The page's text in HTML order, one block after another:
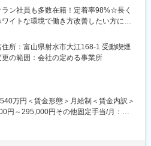
して、精密機械加工を行っています。
ラン社員も多数在籍！定着率98%☆長く
イトな環境で働き方改善したい方にオ
も”関係性構築力”が大事なル―ト営業／
ートなど、建設現場に欠かせない「仮
売を行う法人営業です。
販売代理店・自治体など、既存顧客中
所：富山県射水市大江168-1 受動喫煙
の範囲：会社の定める事業所
万円＜賃金形態＞月給制＜賃金内訳＞
円～295,000円その他固定手当/月：